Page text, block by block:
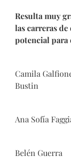
Resulta muy
las carreras
potencial para
Camila
Bustin
Ana Sofía
Belén Guerra